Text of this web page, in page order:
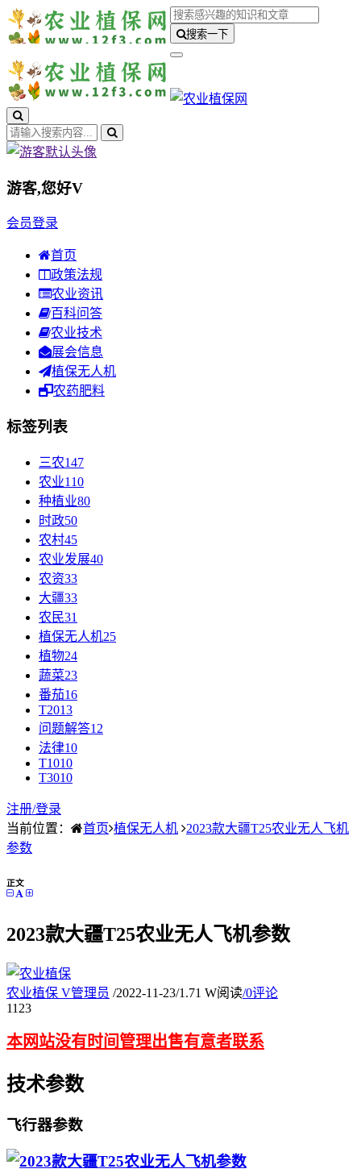
搜索一下
游客,您好V
会员登录
首页
政策法规
农业资讯
百科问答
农业技术
展会信息
植保无人机
农药肥料
标签列表
三农147
农业110
种植业80
时政50
农村45
农业发展40
农资33
大疆33
农民31
植保无人机25
植物24
蔬菜23
番茄16
T2013
问题解答12
法律10
T1010
T3010
注册/登录
当前位置：
首页 植保无人机
2023款大疆T25农业无人飞机
参数
正文
2023款大疆T25农业无人飞机参数
农业植保 V管理员 /2022-11-23/1.71 W阅读/0评论
11 23
本网站没有时间管理出售有意者联系
技术参数
飞行器参数